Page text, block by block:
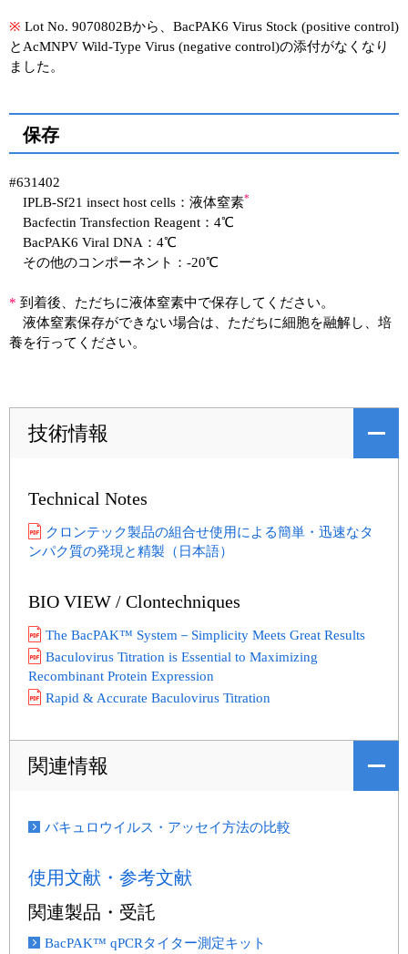
※ Lot No. 9070802Bから、BacPAK6 Virus Stock (positive control)
とAcMNPV Wild-Type Virus (negative control)の添付がなくなり
ました。
保存
#631402
IPLB-Sf21 insect host cells：液体窒素*
Bacfectin Transfection Reagent：4℃
BacPAK6 Viral DNA：4℃
その他のコンポーネント：-20℃
* 到着後、ただちに液体窒素中で保存してください。
液体窒素保存ができない場合は、ただちに細胞を融解し、培
養を行ってください。
技術情報
Technical Notes
クロンテック製品の組合せ使用による簡単・迅速なタ
ンパク質の発現と精製（日本語）
BIO VIEW / Clontechniques
The BacPAK™ System－Simplicity Meets Great Results
Baculovirus Titration is Essential to Maximizing
Recombinant Protein Expression
Rapid & Accurate Baculovirus Titration
関連情報
バキュロウイルス・アッセイ方法の比較
使用文献・参考文献
関連製品・受託
BacPAK™ qPCRタイター測定キット